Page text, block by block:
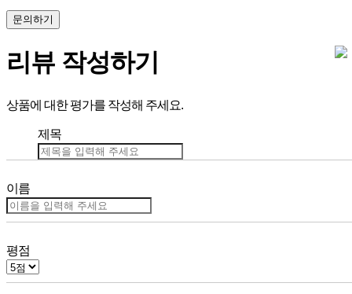
문의하기
리뷰 작성하기
상품에 대한 평가를 작성해 주세요.
제목
이름
평점